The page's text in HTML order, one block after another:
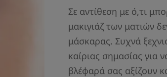
Σε αντίθεση με ό,τι
μακιγιάζ των ματιών
μάσκαρας. Συχνά
καίριας σημασίας για
βλέφαρά σας αξίζουν